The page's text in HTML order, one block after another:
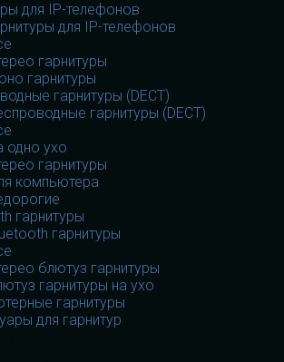
для IP-телефонов
для IP-телефонов
гарнитуры
гарнитуры
гарнитуры (DECT)
гарнитуры (DECT)
одно ухо
гарнитуры
компьютера
гарнитуры
гарнитуры
блютуз гарнитуры
гарнитуры на ухо
гарнитуры
для гарнитур